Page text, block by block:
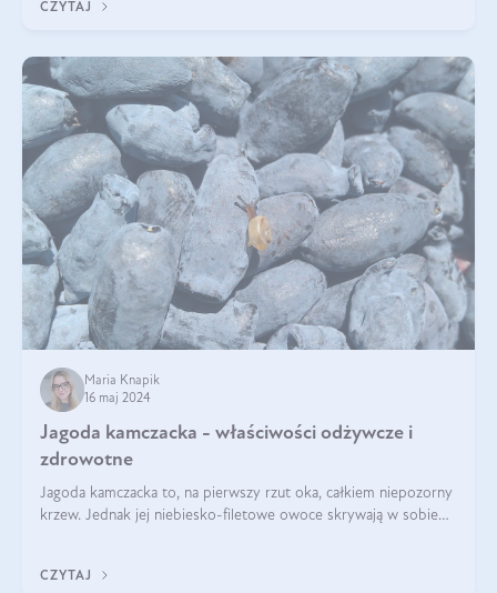
CZYTAJ
Maria Knapik
16 maj 2024
Jagoda kamczacka - właściwości odżywcze i
zdrowotne
Jagoda kamczacka to, na pierwszy rzut oka, całkiem niepozorny
krzew. Jednak jej niebiesko-filetowe owoce skrywają w sobie
CZYTAJ